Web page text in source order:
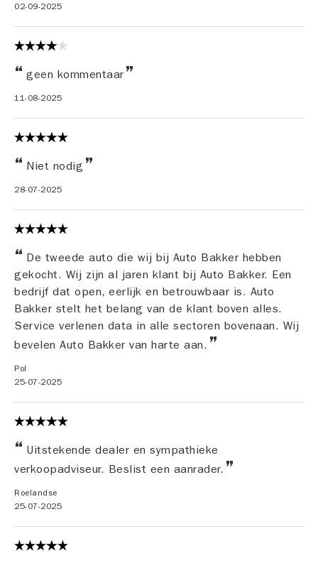
02-09-2025
geen kommentaar
11-08-2025
Niet nodig
28-07-2025
De tweede auto die wij bij Auto Bakker hebben
gekocht. Wij zijn al jaren klant bij Auto Bakker. Een
bedrijf dat open, eerlijk en betrouwbaar is. Auto
Bakker stelt het belang van de klant boven alles.
Service verlenen data in alle sectoren bovenaan. Wij
bevelen Auto Bakker van harte aan.
Pol
25-07-2025
Uitstekende dealer en sympathieke
verkoopadviseur. Beslist een aanrader.
Roelandse
25-07-2025